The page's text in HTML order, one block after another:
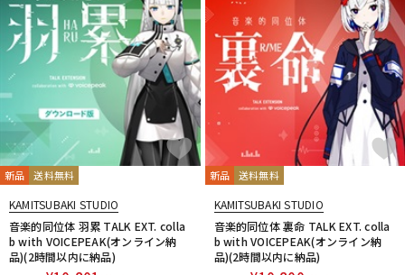
ドラム パーカッション
キーボード 電子ピアノ
管楽器 その他楽器
アンプ エフェクター
新品 送料無料
KAMITSUBAKI STUDIO
音楽的同位体 羽累 TALK EXT. colla
b with VOICEPEAK(オンライン納
品)(2時間以内に納品)
新品 送料無料
KAMITSUBAKI STUDIO
音楽的同位体 裏命 TALK EXT. colla
b with VOICEPEAK(オンライン納
品)(2時間以内に納品)